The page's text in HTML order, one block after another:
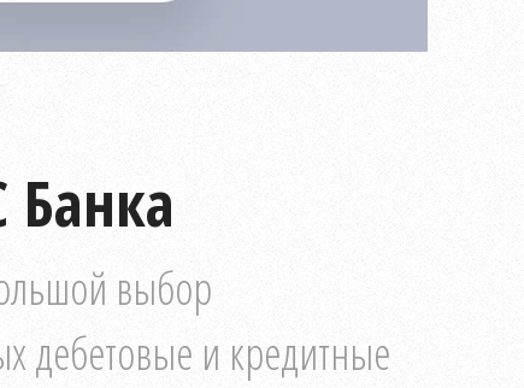
выбор
дебетовые и кредитные